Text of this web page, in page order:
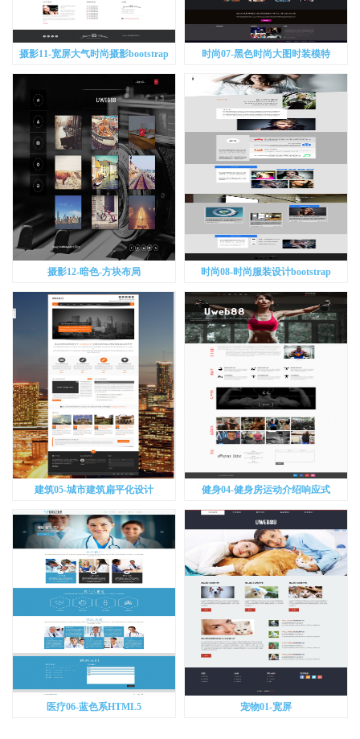
摄影11-宽屏大气时尚摄影bootstrap
时尚07-黑色时尚大图时装模特
bootstrap
摄影12-暗色-方块布局 时尚08-时尚服装设计bootstrap
建筑05-城市建筑扁平化设计 健身04-健身房运动介绍响应式
医疗06-蓝色系HTML5 宠物01-宽屏